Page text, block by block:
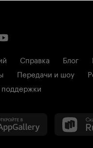
Справка Блог
Передачи и шоу